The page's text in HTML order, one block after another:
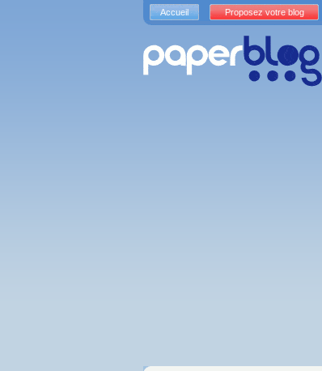
Accueil Proposez votre blog